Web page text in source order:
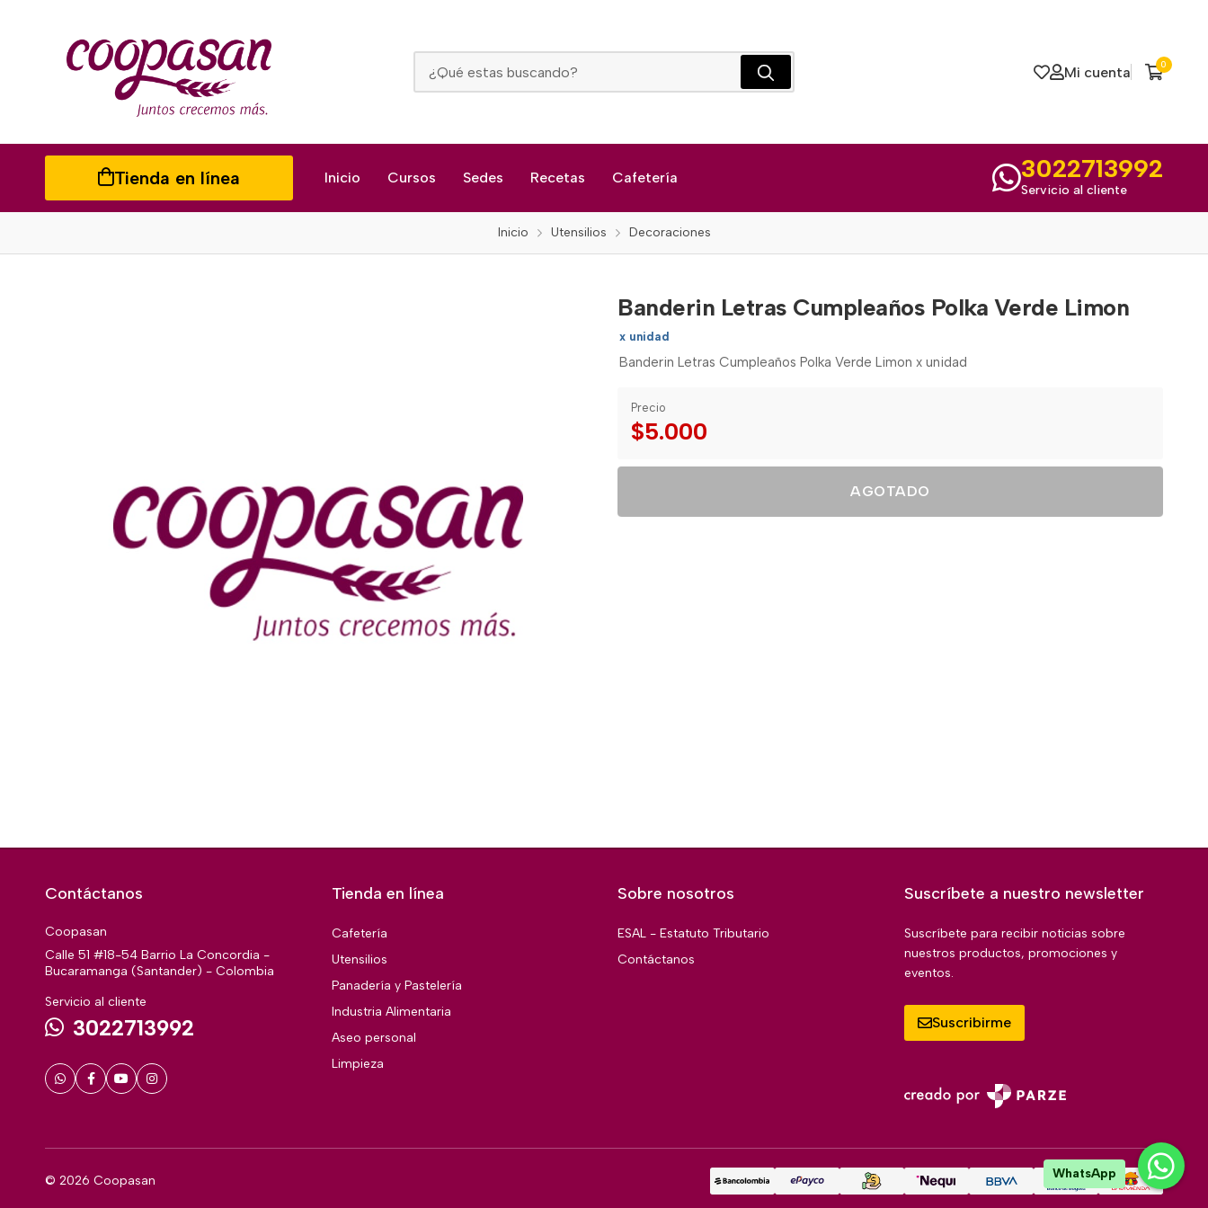
Mi cuenta 0
Tienda en línea Inicio Cursos Sedes Recetas Cafetería 3022713992
Servicio al cliente
Inicio Utensilios Decoraciones
Banderin Letras Cumpleaños Polka Verde Limon
x unidad
Banderin Letras Cumpleaños Polka Verde Limon x unidad
Precio
$5.000
AGOTADO
Contáctanos
Coopasan
Calle 51 #18-54 Barrio La Concordia -
Bucaramanga (Santander) - Colombia
Servicio al cliente
3022713992
Tienda en línea
Cafetería
Utensilios
Panadería y Pastelería
Industria Alimentaria
Aseo personal
Limpieza
Sobre nosotros
ESAL - Estatuto Tributario
Contáctanos
Suscríbete a nuestro newsletter
Suscríbete para recibir noticias sobre
nuestros productos, promociones y
eventos.
Suscribirme
© 2026 Coopasan WhatsApp